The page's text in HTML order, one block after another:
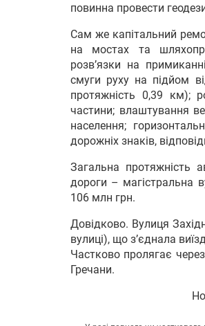
повинна провести
Сам же капітальний
на мостах та
розв’язки на
смуги руху на підйом
протяжність 0,39 км);
частини; влаштування
населення;
дорожніх знаків,
Загальна протяжність
дороги – магістральна
106 млн грн.
Довідково. Вулиця
вулиці), що з’єднала
Частково пролягає
Гречани.